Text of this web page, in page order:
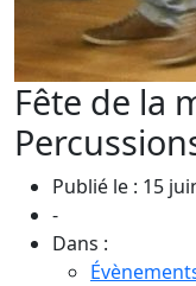
Fête de la
Publié le : 15
-
Dans :